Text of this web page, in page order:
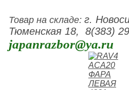
Товар на складе:г.
Тюменская 18, 8(383)
japanrazbor@ya.ru